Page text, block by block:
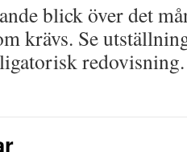
blick över det
krävs. Se
redovisning.